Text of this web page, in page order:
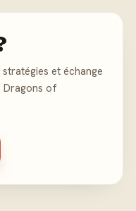
et échange
Dragons of